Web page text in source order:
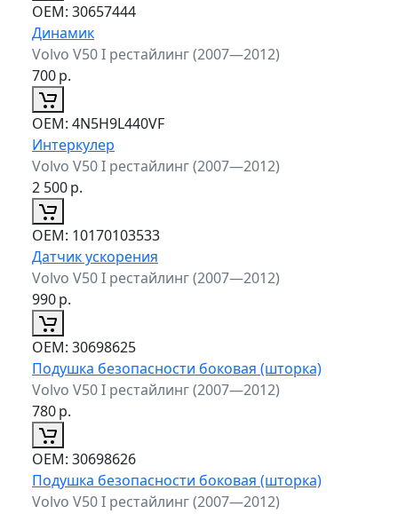
ОЕМ: 30657444
Динамик
Volvo V50 I рестайлинг (2007—2012)
700р.
ОЕМ: 4N5H9L440VF
Интеркулер
Volvo V50 I рестайлинг (2007—2012)
2 500р.
ОЕМ: 10170103533
Датчик ускорения
Volvo V50 I рестайлинг (2007—2012)
990р.
ОЕМ: 30698625
Подушка безопасности боковая (шторка)
Volvo V50 I рестайлинг (2007—2012)
780р.
ОЕМ: 30698626
Подушка безопасности боковая (шторка)
Volvo V50 I рестайлинг (2007—2012)